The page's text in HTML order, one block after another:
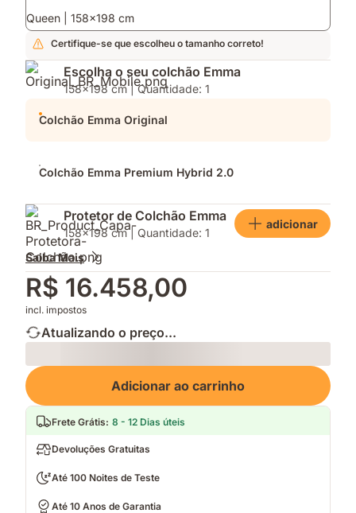
Queen | 158x198 cm
Certifique-se que escolheu o tamanho correto!
Escolha o seu colchão Emma
158x198 cm | Quantidade: 1
Colchão Emma Original
Colchão Emma Premium Hybrid 2.0
Protetor de Colchão Emma
158x198 cm | Quantidade: 1
adicionar
Saiba Mais
R$ 16.458,00
incl. impostos
Atualizando o preço...
Loading
Adicionar ao carrinho
Frete Grátis: 8 - 12 Dias úteis
Devoluções Gratuitas
Até 100 Noites de Teste
Até 10 Anos de Garantia